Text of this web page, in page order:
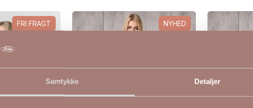
Samtykke Detaljer
FRI FRAGT NYHED